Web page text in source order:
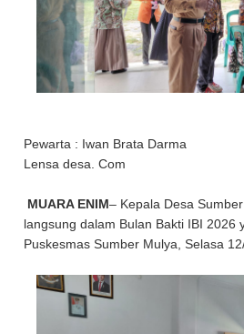
Pewarta : Iwan Brata Darma
Lensa desa. Com
MUARA ENIM– Kepala Desa
langsung dalam Bulan Bakti IBI 2026
Puskesmas Sumber Mulya, Selasa